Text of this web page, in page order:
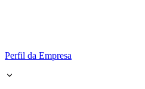
Perfil da Empresa